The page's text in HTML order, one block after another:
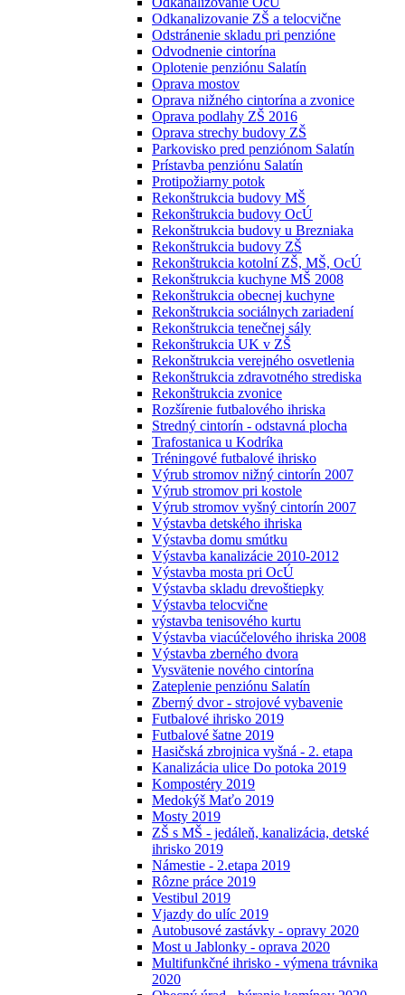
Odkanalizovanie ZŠ a telocvične
Odstránenie skladu pri penzióne
Odvodnenie cintorína
Oplotenie penziónu Salatín
Oprava mostov
Oprava nižného cintorína a zvonice
Oprava podlahy ZŠ 2016
Oprava strechy budovy ZŠ
Parkovisko pred penziónom Salatín
Prístavba penziónu Salatín
Protipožiarny potok
Rekonštrukcia budovy MŠ
Rekonštrukcia budovy OcÚ
Rekonštrukcia budovy u Brezniaka
Rekonštrukcia budovy ZŠ
Rekonštrukcia kotolní ZŠ, MŠ, OcÚ
Rekonštrukcia kuchyne MŠ 2008
Rekonštrukcia obecnej kuchyne
Rekonštrukcia sociálnych zariadení
Rekonštrukcia tenečnej sály
Rekonštrukcia UK v ZŠ
Rekonštrukcia verejného osvetlenia
Rekonštrukcia zdravotného strediska
Rekonštrukcia zvonice
Rozšírenie futbalového ihriska
Stredný cintorín - odstavná plocha
Trafostanica u Kodríka
Tréningové futbalové ihrisko
Výrub stromov nižný cintorín 2007
Výrub stromov pri kostole
Výrub stromov vyšný cintorín 2007
Výstavba detského ihriska
Výstavba domu smútku
Výstavba kanalizácie 2010-2012
Výstavba mosta pri OcÚ
Výstavba skladu drevoštiepky
Výstavba telocvične
výstavba tenisového kurtu
Výstavba viacúčelového ihriska 2008
Výstavba zberného dvora
Vysvätenie nového cintorína
Zateplenie penziónu Salatín
Zberný dvor - strojové vybavenie
Futbalové ihrisko 2019
Futbalové šatne 2019
Hasičská zbrojnica vyšná - 2. etapa
Kanalizácia ulice Do potoka 2019
Kompostéry 2019
Medokýš Maťo 2019
Mosty 2019
ZŠ s MŠ - jedáleň, kanalizácia, detské
ihrisko 2019
Námestie - 2.etapa 2019
Rôzne práce 2019
Vestibul 2019
Vjazdy do ulíc 2019
Autobusové zastávky - opravy 2020
Most u Jablonky - oprava 2020
Multifunkčné ihrisko - výmena trávnika
2020